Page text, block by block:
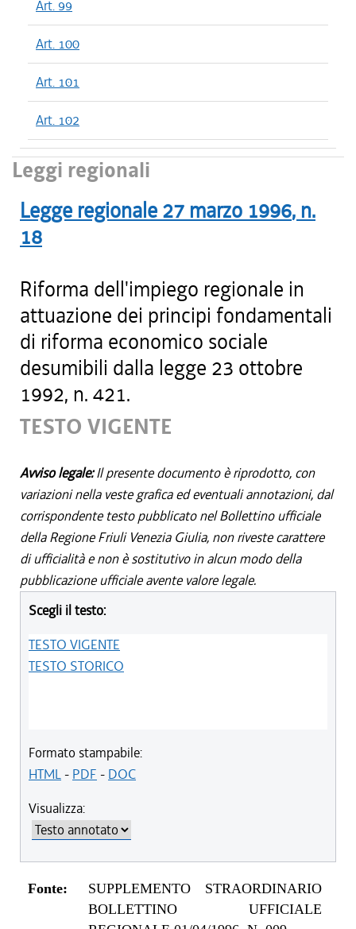
Art. 99
Art. 100
Art. 101
Art. 102
Leggi regionali
Legge regionale 27 marzo 1996, n.
18
Riforma dell'impiego regionale in
attuazione dei principi fondamentali
di riforma economico sociale
desumibili dalla legge 23 ottobre
1992, n. 421.
TESTO VIGENTE
Avviso legale:Il presente documento è riprodotto, con
variazioni nella veste grafica ed eventuali annotazioni, dal
corrispondente testo pubblicato nel Bollettino ufficiale
della Regione Friuli Venezia Giulia, non riveste carattere
di ufficialità e non è sostitutivo in alcun modo della
pubblicazione ufficiale avente valore legale.
Scegli il testo:
TESTO VIGENTE
TESTO STORICO
Formato stampabile:
HTML- PDF - DOC
Visualizza:
Fonte:
SUPPLEMENTO STRAORDINARIO
BOLLETTINO UFFICIALE